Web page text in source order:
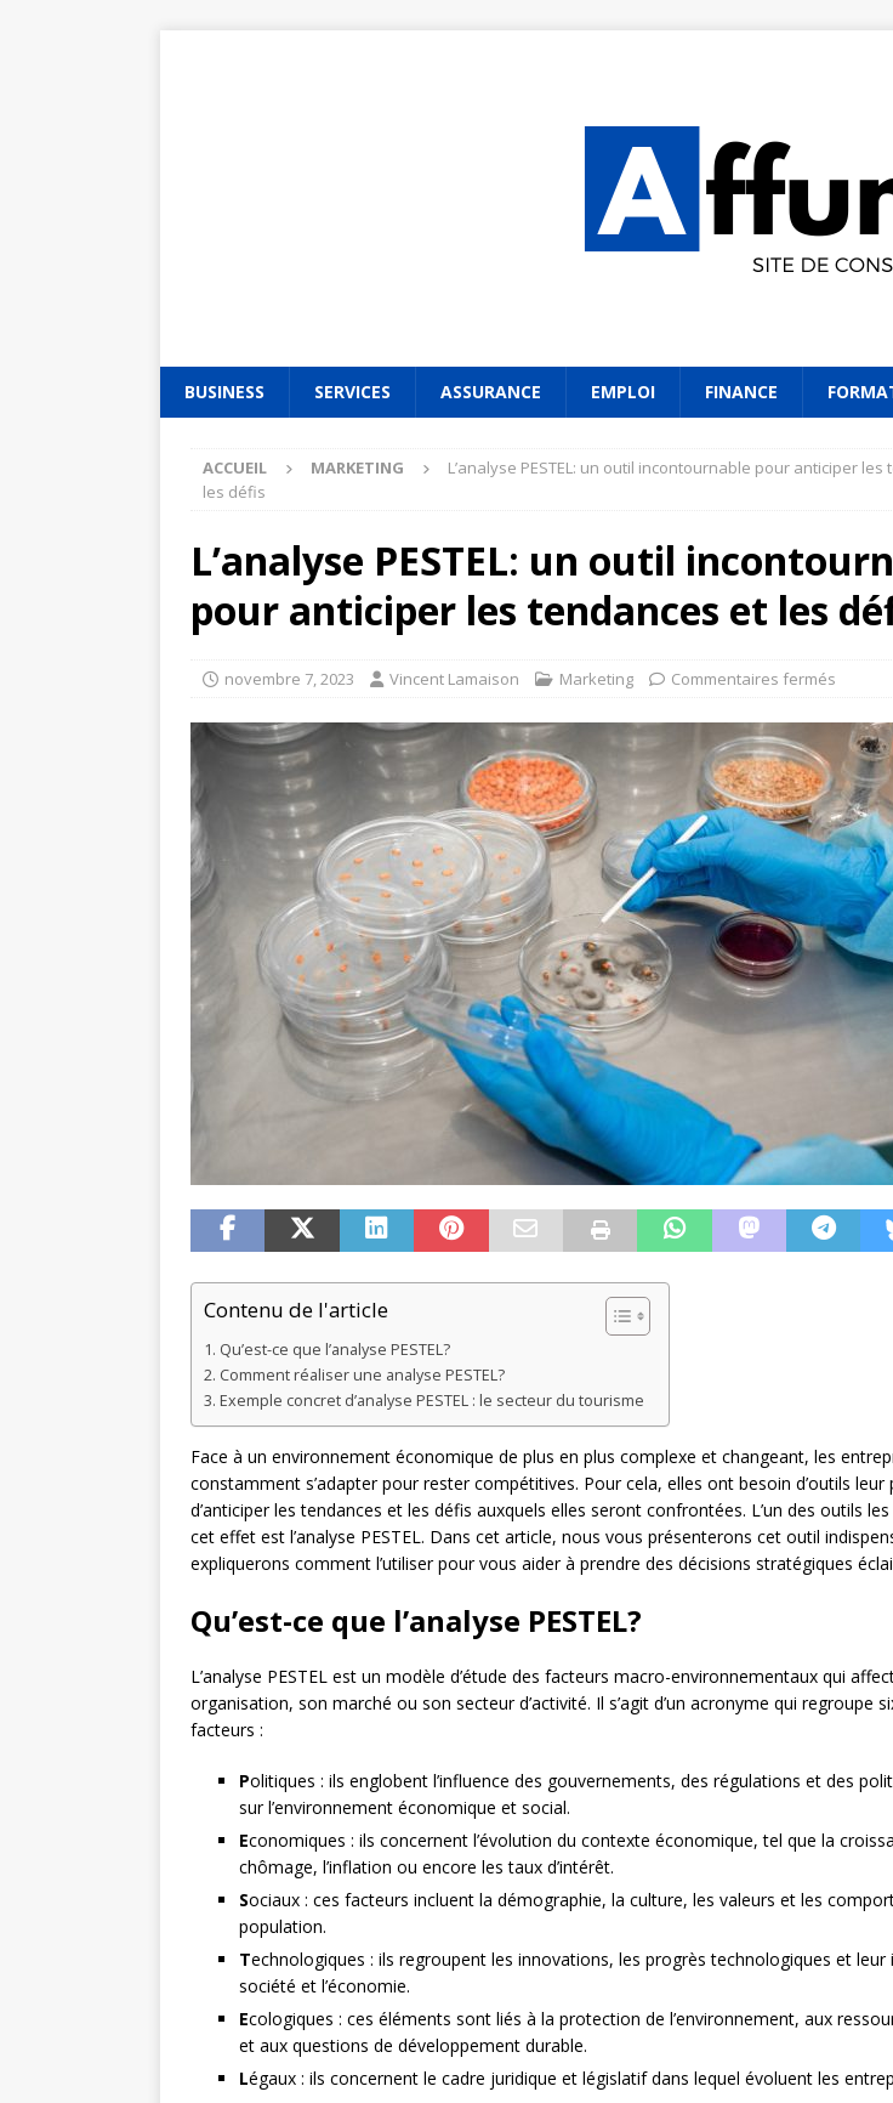
BUSINESS SERVICES ASSURANCE EMPLOI FINANCE
ACCUEIL MARKETING
L’analyse PESTEL: un outil incontournable pour anticiper les
les défis
L’analyse PESTEL: un outil
pour anticiper les tendances et les
novembre 7, 2023 Vincent Lamaison Marketing Commentaires fermés
Contenu de l'article
Qu’est-ce que l’analyse PESTEL?
Comment réaliser une analyse PESTEL?
Exemple concret d’analyse PESTEL : le secteur du tourisme
Face à un environnement économique de plus en plus complexe et changeant, les
constamment s’adapter pour rester compétitives. Pour cela, elles ont besoin d’outils
d’anticiper les tendances et les défis auxquels elles seront confrontées. L’un des outils
cet effet est l’analyse PESTEL. Dans cet article, nous vous présenterons cet outil
expliquerons comment l’utiliser pour vous aider à prendre des décisions stratégiques
Qu’est-ce que l’analyse PESTEL?
L’analyse PESTEL est un modèle d’étude des facteurs macro-environnementaux qui
organisation, son marché ou son secteur d’activité. Il s’agit d’un acronyme qui regroupe
facteurs :
Politiques : ils englobent l’influence des gouvernements, des régulations et des
sur l’environnement économique et social.
Economiques : ils concernent l’évolution du contexte économique, tel que la
chômage, l’inflation ou encore les taux d’intérêt.
Sociaux : ces facteurs incluent la démographie, la culture, les valeurs et les
population.
Technologiques : ils regroupent les innovations, les progrès technologiques et leur
société et l’économie.
Ecologiques : ces éléments sont liés à la protection de l’environnement, aux
et aux questions de développement durable.
Légaux : ils concernent le cadre juridique et législatif dans lequel évoluent les